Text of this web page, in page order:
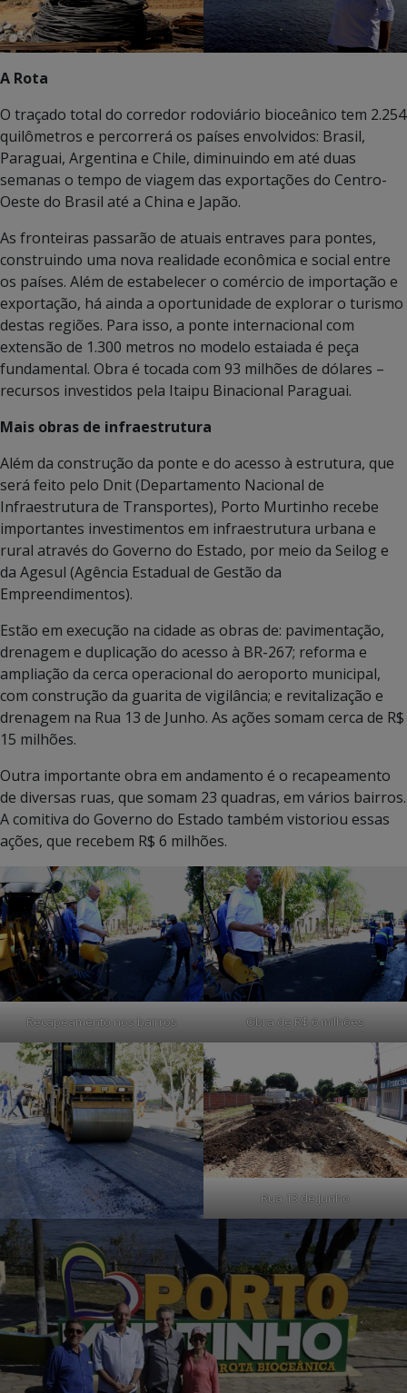
A Rota
O traçado total do corredor rodoviário bioceânico tem 2.254
quilômetros e percorrerá os países envolvidos: Brasil,
Paraguai, Argentina e Chile, diminuindo em até duas
semanas o tempo de viagem das exportações do Centro-
Oeste do Brasil até a China e Japão.
As fronteiras passarão de atuais entraves para pontes,
construindo uma nova realidade econômica e social entre
os países. Além de estabelecer o comércio de importação e
exportação, há ainda a oportunidade de explorar o turismo
destas regiões. Para isso, a ponte internacional com
extensão de 1.300 metros no modelo estaiada é peça
fundamental. Obra é tocada com 93 milhões de dólares –
recursos investidos pela Itaipu Binacional Paraguai.
Mais obras de infraestrutura
Além da construção da ponte e do acesso à estrutura, que
será feito pelo Dnit (Departamento Nacional de
Infraestrutura de Transportes), Porto Murtinho recebe
importantes investimentos em infraestrutura urbana e
rural através do Governo do Estado, por meio da Seilog e
da Agesul (Agência Estadual de Gestão da
Empreendimentos).
Estão em execução na cidade as obras de: pavimentação,
drenagem e duplicação do acesso à BR-267; reforma e
ampliação da cerca operacional do aeroporto municipal,
com construção da guarita de vigilância; e revitalização e
drenagem na Rua 13 de Junho. As ações somam cerca de R$
15 milhões.
Outra importante obra em andamento é o recapeamento
de diversas ruas, que somam 23 quadras, em vários bairros.
A comitiva do Governo do Estado também vistoriou essas
ações, que recebem R$ 6 milhões.
Recapeamento nos bairros Obra de R$ 6 milhões
Rua 13 de Junho